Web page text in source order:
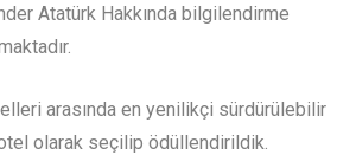
Atatürk Hakkında bilgilendirme
arasında en yenilikçi sürdürülebilir
olarak seçilip ödüllendirildik.